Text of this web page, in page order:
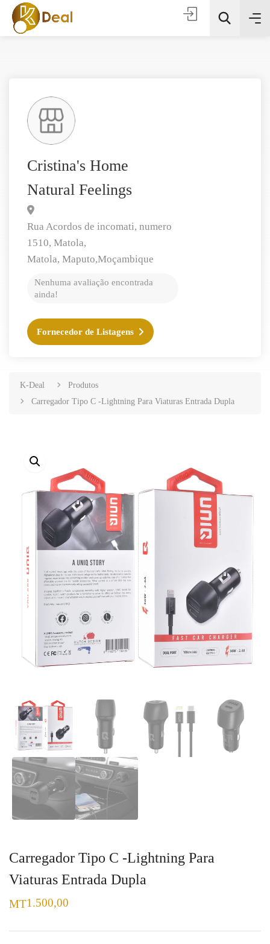
Procura
Cristina's Home
Natural Feelings
Rua Acordos de incomati, numero
1510, Matola,
Matola, Maputo,Moçambique
Nenhuma avaliação encontrada
ainda!
Fornecedor de Listagens
K-Deal
Produtos
Carregador Tipo C -Lightning Para Viaturas Entrada Dupla
Carregador Tipo C -Lightning Para
Viaturas Entrada Dupla
MT1.500,00